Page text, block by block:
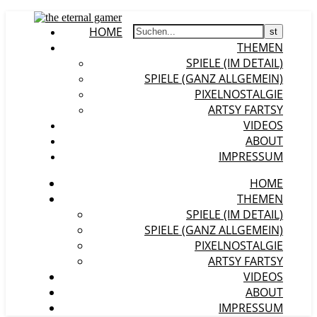
HOME
THEMEN
SPIELE (IM DETAIL)
SPIELE (GANZ ALLGEMEIN)
PIXELNOSTALGIE
ARTSY FARTSY
VIDEOS
ABOUT
IMPRESSUM
HOME
THEMEN
SPIELE (IM DETAIL)
SPIELE (GANZ ALLGEMEIN)
PIXELNOSTALGIE
ARTSY FARTSY
VIDEOS
ABOUT
IMPRESSUM